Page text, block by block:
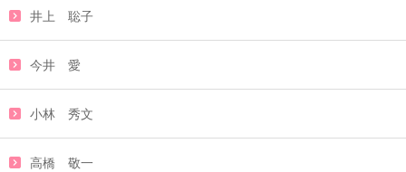
井上 聡子
今井 愛
小林 秀文
高橋 敬一